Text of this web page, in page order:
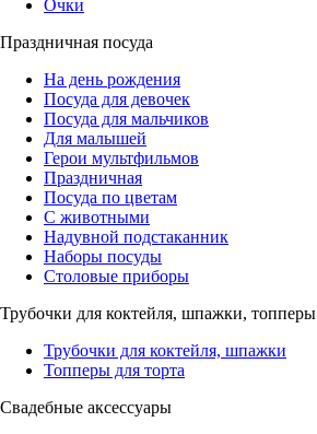
Очки
Праздничная посуда
На день рождения
Посуда для девочек
Посуда для мальчиков
Для малышей
Герои мультфильмов
Праздничная
Посуда по цветам
С животными
Надувной подстаканник
Наборы посуды
Столовые приборы
Трубочки для коктейля, шпажки, топперы
Трубочки для коктейля, шпажки
Топперы для торта
Свадебные аксессуары